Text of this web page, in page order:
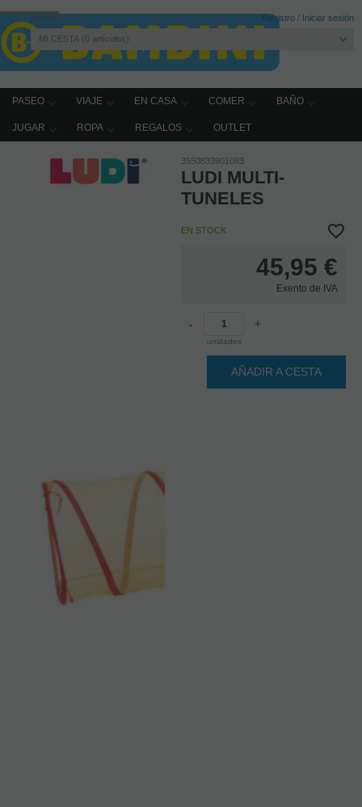
Invitado Registro / Iniciar sesión
MI CESTA 0 artículos
PASEO VIAJE EN CASA COMER BAÑO
JUGAR ROPA REGALOS OUTLET
3550833901083
LUDI MULTI-
TUNELES
EN STOCK
45,95 €
Exento de IVA
-
unidades
+
AÑADIR A CESTA